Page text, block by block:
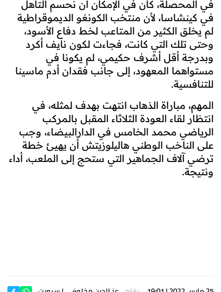
في المحصلة، كان في الإمكان أن نحسم التأهل
في كينشاسا، لأن منتخب الكونغو الديموقراطية
لم يخلق الكثير من المتاعب لخط دفاع الأسود،
وحتى تلك التي كانت، فجاءت لكون نايف أكرد
وبدرجة أقل أشرف حكيمي، لم يكونا في
مستواهما المعهود، إلى جانب فقدان أدم ماسينا
للتنافسية.
المهم، مباراة الذهاب انتهت بهدف لمثله، في
انتظار لقاء العودة الثلاثاء المقبل بالمركب
الرياضي محمد الخامس في الدارالبيضاء، وجب
على الناخب الوطني هاليلوزيتش أن يهيئ خطة
ترضي آلاف الجماهير التي ستحج إلى الملعب، أداء
ونتيجة.